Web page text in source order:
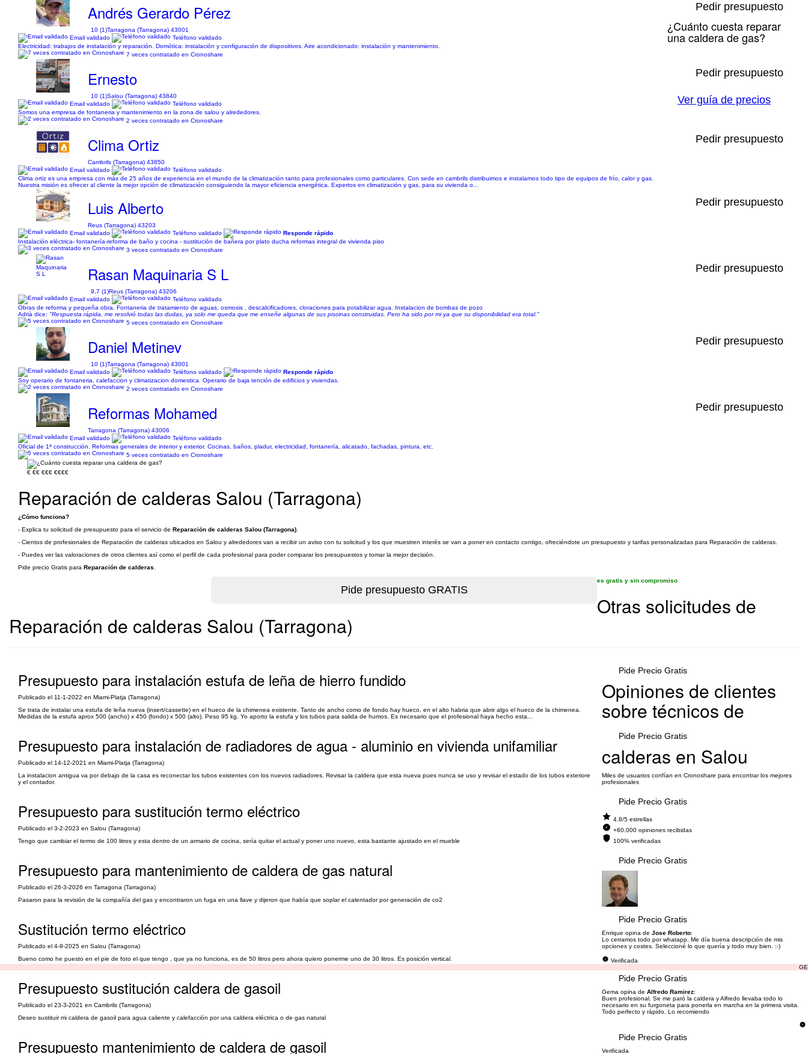
Andrés Gerardo Pérez
10 (1)Tarragona (Tarragona) 43001
Email validado
Teléfono validado
Electricidad: trabajos de instalación y reparación. Domótica: instalación y configuración de dispositivos. Aire acondicionado: instalación y mantenimiento.
7 veces contratado en Cronoshare
Pedir presupuesto
Ernesto
10 (1)Salou (Tarragona) 43840
Email validado
Teléfono validado
Somos una empresa de fontaneria y mantenimiento en la zona de salou y alrededores.
2 veces contratado en Cronoshare
Pedir presupuesto
Clima Ortiz
Cambrils (Tarragona) 43850
Email validado
Teléfono validado
Clima ortiz es una empresa con más de 25 años de experiencia en el mundo de la climatización tanto para profesionales como particulares. Con sede en cambrils distribuimos e instalamos todo tipo de equipos de frío, calor y gas.
Nuestra misión es ofrecer al cliente la mejor opción de climatización consiguiendo la mayor eficiencia energética. Expertos en climatización y gas, para su vivienda o...
Pedir presupuesto
Luis Alberto
Reus (Tarragona) 43203
Email validado
Teléfono validado
Responde rápido
Instalación eléctrica- fontanería-reforma de baño y cocina - sustitución de bañera por plato ducha reformas integral de vivienda piso
3 veces contratado en Cronoshare
Pedir presupuesto
Rasan Maquinaria S L
9,7 (1)Reus (Tarragona) 43206
Email validado
Teléfono validado
Obras de reforma y pequeña obra. Fontaneria de tratamiento de aguas, osmosis , descalcificadores, cloraciones para potabilizar agua. Instalacion de bombas de pozo
Adrià dice: "Respuesta rápida, me resolvió todas las dudas, ya solo me queda que me enseñe algunas de sus piscinas construidas. Pero ha sido por mi ya que su disponibilidad era total."
5 veces contratado en Cronoshare
Pedir presupuesto
Daniel Metinev
10 (1)Tarragona (Tarragona) 43001
Email validado
Teléfono validado
Responde rápido
Soy operario de fontaneria, calefaccion y climatizacion domestica. Operario de baja tención de edificios y viviendas.
2 veces contratado en Cronoshare
Pedir presupuesto
Reformas Mohamed
Tarragona (Tarragona) 43006
Email validado
Teléfono validado
Oficial de 1ª construcción. Reformas generales de interior y exterior. Cocinas, baños, pladur, electricidad, fontanería, alicatado, fachadas, pintura, etc.
5 veces contratado en Cronoshare
Pedir presupuesto
¿Cuánto cuesta reparar
una caldera de gas?
Ver guía de precios
€ €€ €€€ €€€€
Reparación de calderas Salou (Tarragona)
¿Cómo funciona?
- Explica tu solicitud de presupuesto para el servicio de Reparación de calderas Salou (Tarragona)
- Cientos de profesionales de Reparación de calderas ubicados en Salou y alrededores van a recibir un aviso con tu solicitud y los que muestren interés se van a poner en contacto contigo, ofreciéndote un presupuesto y tarifas personalizadas para Reparación de calderas.
- Puedes ver las valoraciones de otros clientes así como el perfil de cada profesional para poder comparar los presupuestos y tomar la mejor decisión.
Pide precio Gratis para Reparación de calderas
es gratis y sin compromiso
Otras solicitudes de
Reparación de calderas Salou (Tarragona)
Presupuesto para instalación estufa de leña de hierro fundido
Publicado el 11-1-2022 en Miami-Platja (Tarragona)
Se trata de instalar una estufa de leña nueva (insert/cassette) en el hueco de la chimenea existente. Tanto de ancho como de fondo hay hueco, en el alto habria que abrir algo el hueco de la chimenea.
Medidas de la estufa aprox 500 (ancho) x 450 (fondo) x 500 (alto). Peso 95 kg. Yo aporto la estufa y los tubos para salida de humos. Es necesario que el profesional haya hecho esta...
Pide Precio Gratis
Presupuesto para instalación de radiadores de agua - aluminio en vivienda unifamiliar
Publicado el 14-12-2021 en Miami-Platja (Tarragona)
La instalacion antigua va por debajo de la casa es reconectar los tubos existentes con los nuevos radiadores. Revisar la caldera que esta nueva pues nunca se uso y revisar el estado de los tubos exteriore
y el contador.
Pide Precio Gratis
Presupuesto para sustitución termo eléctrico
Publicado el 3-2-2023 en Salou (Tarragona)
Tengo que cambiar el termo de 100 litros y esta dentro de un armario de cocina, sería quitar el actual y poner uno nuevo, esta bastante ajustado en el mueble
Pide Precio Gratis
Presupuesto para mantenimiento de caldera de gas natural
Publicado el 26-3-2026 en Tarragona (Tarragona)
Pasaron para la revisión de la compañía del gas y encontraron un fuga en una llave y dijeron que había que soplar el calentador por generación de co2
Pide Precio Gratis
Sustitución termo eléctrico
Publicado el 4-9-2025 en Salou (Tarragona)
Bueno como he puesto en el pie de foto el que tengo , que ya no funciona, es de 50 litros pero ahora quiero ponerme uno de 30 litros. Es posición vertical.
Pide Precio Gratis
Presupuesto sustitución caldera de gasoil
Publicado el 23-3-2021 en Cambrils (Tarragona)
Deseo sustituir mi caldera de gasoil para agua caliente y calefacción por una caldera eléctrica o de gas natural
Pide Precio Gratis
Presupuesto mantenimiento de caldera de gasoil Pide Precio Gratis
Opiniones de clientes
sobre técnicos de
calderas en Salou
Miles de usuarios confían en Cronoshare para encontrar los mejores
profesionales
4.8/5 estrellas
+60.000 opiniones recibidas
100% verificadas
Enrique opina de Jose Roberto:
Lo cerramos todo por whatapp. Me día buena descripción de mis
opciones y costes. Seleccioné lo que quería y todo muy bien. :-)
Verificada
GE
Gema opina de Alfredo Ramirez:
Buen profesional. Se me paró la caldera y Alfredo llevaba todo lo
necesario en su furgoneta para ponerla en marcha en la primera visita.
Todo perfecto y rápido. Lo recomiendo
Verificada